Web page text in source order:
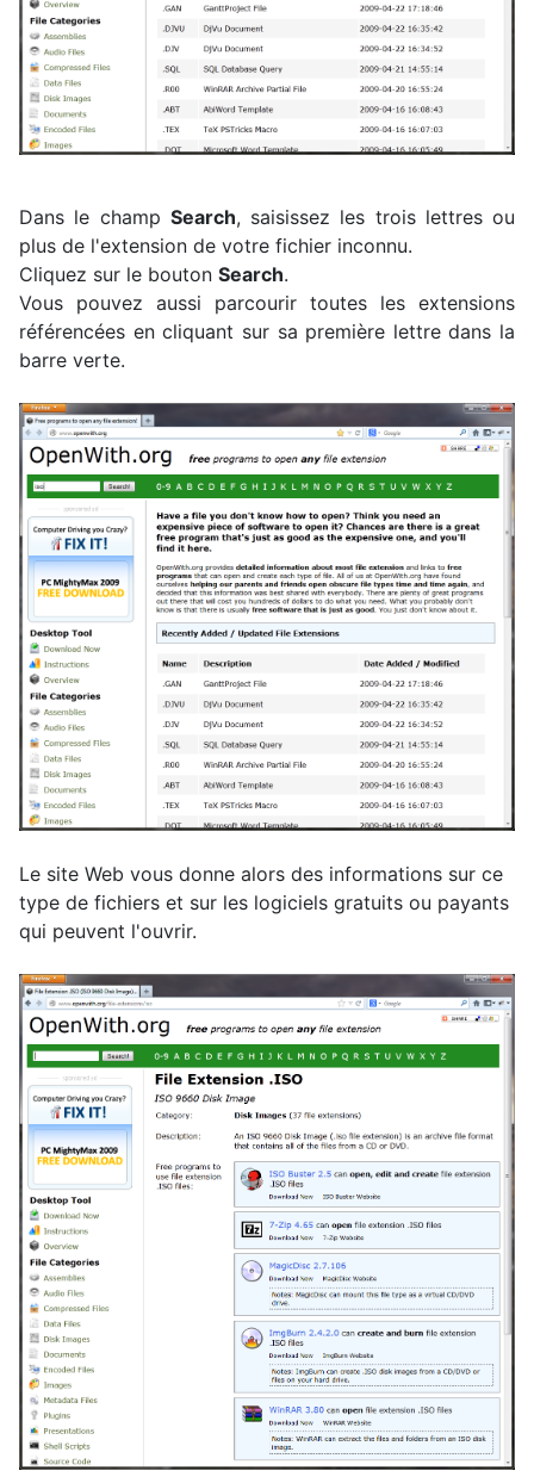
Dans le champ Search, saisissez les trois lettres ou
plus de l'extension de votre fichier inconnu.
Cliquez sur le bouton Search.
Vous pouvez aussi parcourir toutes les extensions
référencées en cliquant sur sa première lettre dans la
barre verte.
Le site Web vous donne alors des informations sur ce
type de fichiers et sur les logiciels gratuits ou payants
qui peuvent l'ouvrir.